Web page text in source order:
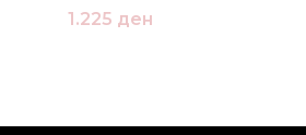
1.225 ден